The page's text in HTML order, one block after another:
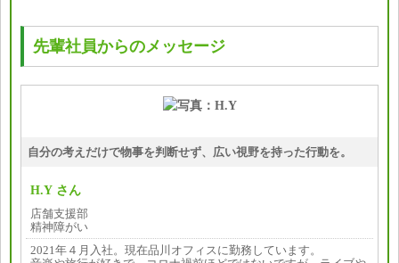
先輩社員からのメッセージ
自分の考えだけで物事を判断せず、広い視野を持った行動を。
H.Y さん
店舗支援部
精神障がい
2021年４月入社。現在品川オフィスに勤務しています。